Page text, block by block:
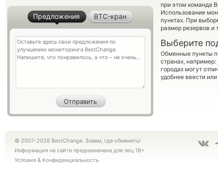
при этом команда
Использование
пунктах. При
размер резервов и
Выберите
Обменные пункты
странах, например:
городах могут
удобнее ввести
Предложения BTC-кран
© 2007-2026 BestChange. Знаем, где обменять!
Информация на сайте предназначена для лиц 18+
Условия & Конфиденциальность